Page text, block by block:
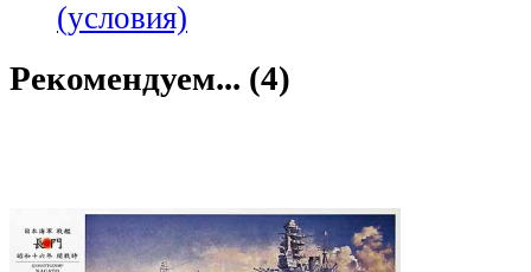
(условия)
Рекомендуем... (4)